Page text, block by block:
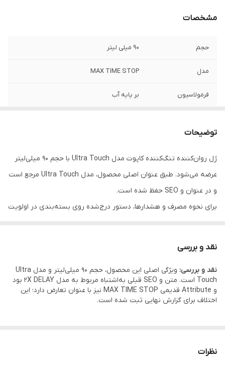
مشخصات
حجم 90 میلی لیتر
مدل MAX TIME STOP
فرمولاسیون بر پایه آب
توضیحات
ژل روان‌کننده تنگ‌کننده کاپوت مدل Ultra Touch با حجم 90 میلی‌لیتر
عرضه می‌شود. طبق عنوان اصلی محصول، مدل Ultra Touch مرجع است
و در عنوان و SEO حفظ شده است.
برای نحوه مصرف و هشدارها، دستور درج‌شده روی بسته‌بندی در اولویت
نقد و بررسی
نقد و بررسی:
ویژگی اصلی این محصول، حجم 90 میلی‌لیتر و مدل Ultra
Touch است. متن و SEO قبلی به‌اشتباه مربوط به مدل 2X DELAY بود
و Attribute قدیمی MAX TIME STOP نیز با عنوان تعارض دارد؛ این
اختلاف برای گزارش نهایی ثبت شده است.
نظرات